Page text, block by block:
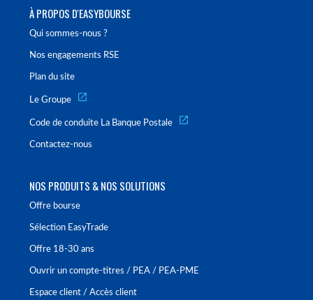
À PROPOS D'EASYBOURSE
Qui sommes-nous ?
Nos engagements RSE
Plan du site
Le Groupe
Code de conduite La Banque Postale
Contactez-nous
NOS PRODUITS & NOS SOLUTIONS
Offre bourse
Sélection EasyTrade
Offre 18-30 ans
Ouvrir un compte-titres / PEA / PEA-PME
Espace client / Accès client